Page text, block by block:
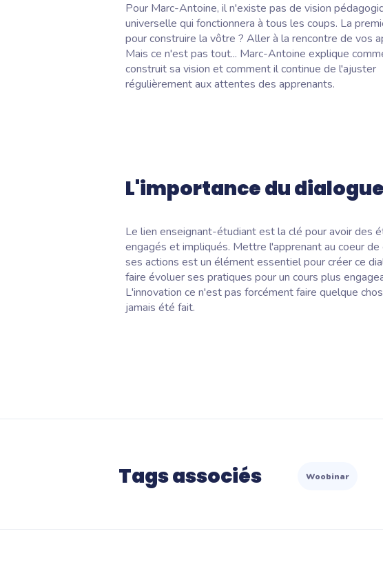
Pour Marc-Antoine, il n'existe pas de vision
universelle qui fonctionnera à tous les coups. La
pour construire la vôtre ? Aller à la rencontre de vos
Mais ce n'est pas tout... Marc-Antoine explique
construit sa vision et comment il continue de l'ajuster
régulièrement aux attentes des apprenants.
L'importance du dialogue
Le lien enseignant-étudiant est la clé pour avoir des
engagés et impliqués. Mettre l'apprenant au coeur de
ses actions est un élément essentiel pour créer ce
faire évoluer ses pratiques pour un cours plus
L'innovation ce n'est pas forcément faire quelque
jamais été fait.
Tags associés Woobinar